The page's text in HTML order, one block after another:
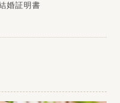
婚証明書